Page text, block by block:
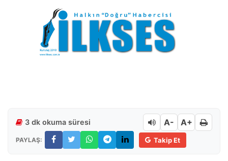
3 dk okuma süresi A- A+
PAYLAŞ: Takip Et